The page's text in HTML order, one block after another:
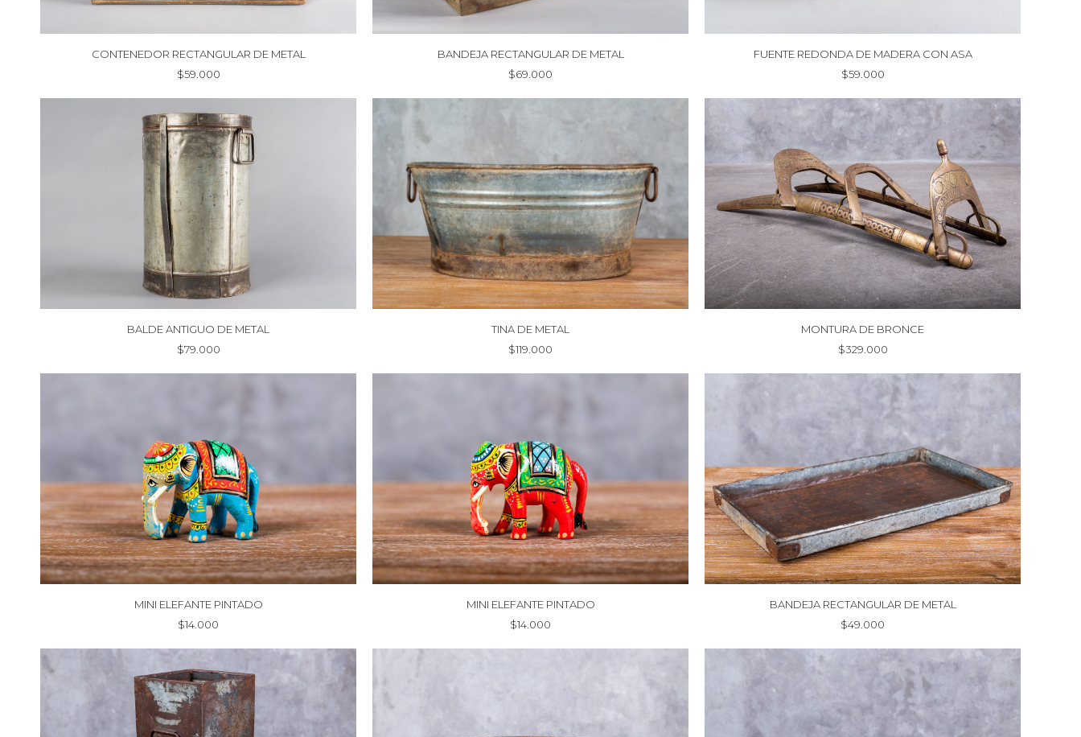
CONTENEDOR RECTANGULAR DE METAL
$59.000
BANDEJA RECTANGULAR DE METAL
$69.000
FUENTE REDONDA DE MADERA CON ASA
$59.000
BALDE ANTIGUO DE METAL
$79.000
TINA DE METAL
$119.000
MONTURA DE BRONCE
$329.000
MINI ELEFANTE PINTADO
$14.000
MINI ELEFANTE PINTADO
$14.000
BANDEJA RECTANGULAR DE METAL
$49.000